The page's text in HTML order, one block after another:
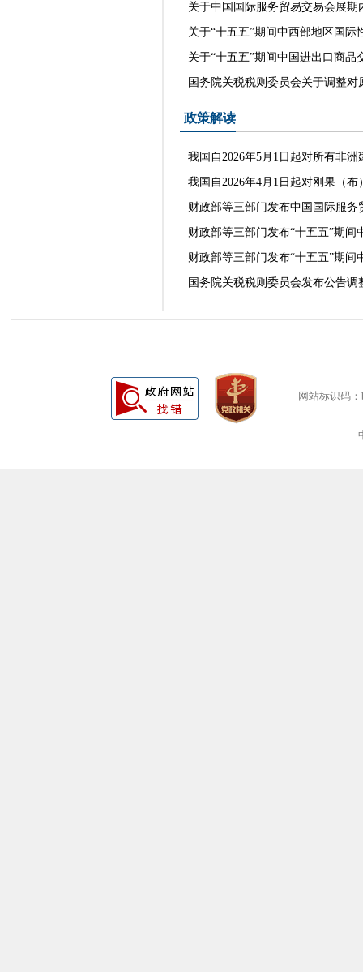
关于中国国际服务贸易交易会展期
关于“十五五”期间中西部地区国际
关于“十五五”期间中国进出口商品
国务院关税税则委员会关于调整对
政策解读
我国自2026年5月1日起对所有非
我国自2026年4月1日起对刚果（
财政部等三部门发布中国国际服务
财政部等三部门发布“十五五”期间
财政部等三部门发布“十五五”期间
国务院关税税则委员会发布公告调
网站标识码